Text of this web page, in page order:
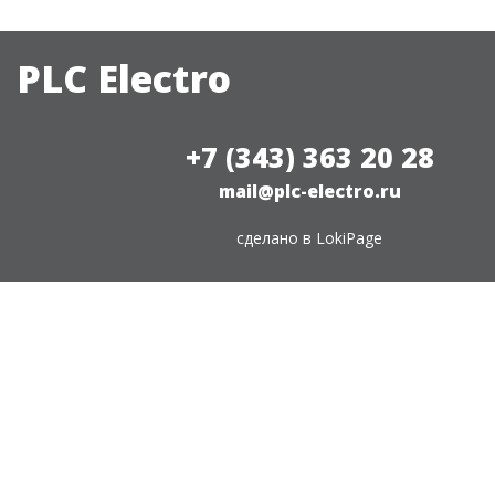
PLC Electro
+7 (343) 363 20 28
mail@plc-electro.ru
сделано в LokiPage